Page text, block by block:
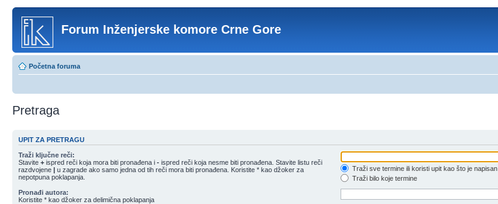
Forum Inženjerske komore Crne Gore
Početna foruma
Pretraga
UPIT ZA PRETRAGU
Traži ključne reči:
Stavite + ispred reči koja mora biti pronađena i - ispred reči koja nesme biti pronađena. Stavite listu reči
razdvojene | u zagrade ako samo jedna od tih reči mora biti pronađena. Koristite * kao džoker za
nepotpuna poklapanja.
Traži sve termine ili koristi upit kao što je napisan
Traži bilo koje termine
Pronađi autora:
Koristite * kao džoker za delimična poklapanja